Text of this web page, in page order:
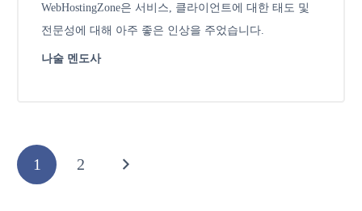
WebHostingZone은 서비스, 클라이언트에 대한 태도 및
전문성에 대해 아주 좋은 인상을 주었습니다.
나술 멘도사
1 2